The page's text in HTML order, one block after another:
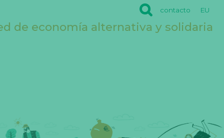
contacto EU
de economía alternativa y solidaria